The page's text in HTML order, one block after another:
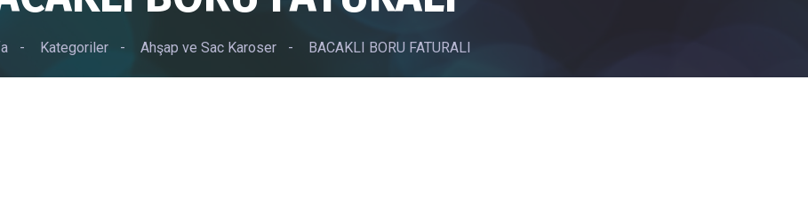
- Kategoriler - Ahşap ve Sac Karoser - BACAKLI BORU FATURALI